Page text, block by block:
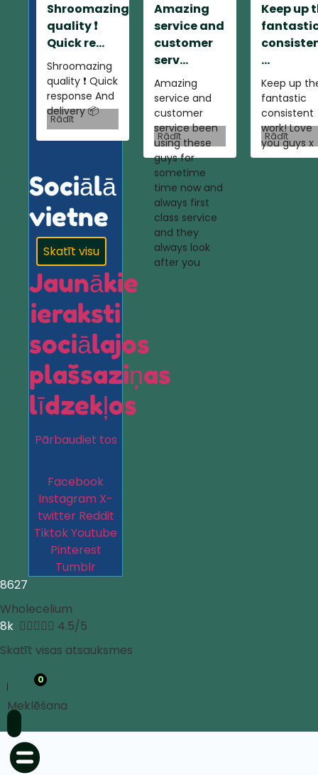
Shroomazing
quality ❗️
Quick re...
Shroomazing
quality ❗️ Quick
response And
delivery 📦
Rādīt
Amazing
service and
customer
serv...
Amazing
service and
customer
service been
using these
guys for
sometime
time now and
always first
class service
and they
always look
after you
Rādīt
Keep up
...
Keep up
fantastic
consistent
work! Love
you guys x
Rādīt
Sociālā
vietne
Skatīt visu
Jaunākie
ieraksti
sociālajos
plašsaziņas
līdzekļos
Pārbaudiet tos
Facebook
Instagram X-
twitter Reddit
TiktokYoutube
Pinterest
Tumblr
8627
Wholecelium
8k  4.5/5
Skatīt visas atsauksmes
0
Meklēšana